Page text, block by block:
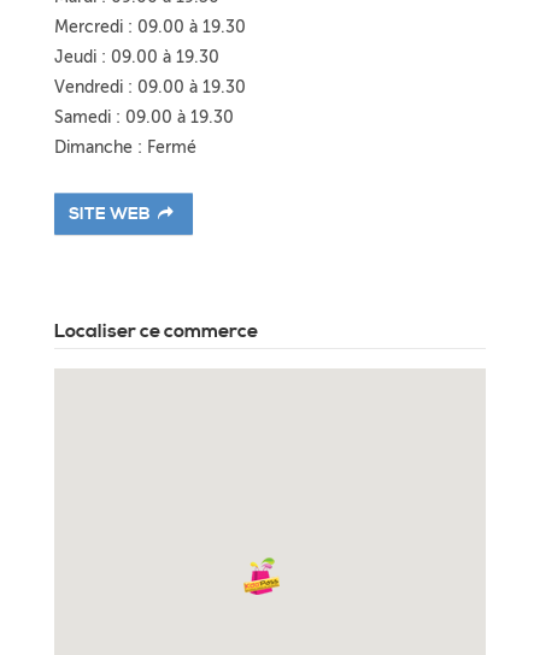
Mercredi : 09.00 à 19.30
Jeudi : 09.00 à 19.30
Vendredi : 09.00 à 19.30
Samedi : 09.00 à 19.30
Dimanche : Fermé
SITE WEB
Localiser ce commerce